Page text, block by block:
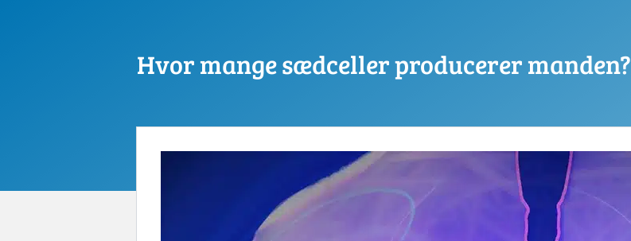
Hvor mange sædceller producerer manden?